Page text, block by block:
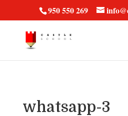
950 550 269
whatsapp-3